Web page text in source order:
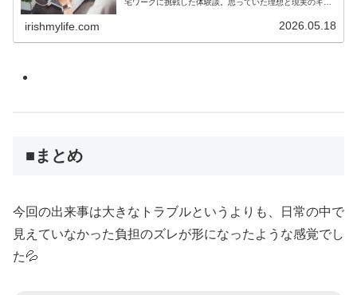
宅ワークに挑戦した体験談。思っていた理想と現実のギャ
irishmylife.com 2026.05.18
■まとめ
今回の出来事は大きなトラブルというよりも、日常の中で
見えていなかった負担のズレが形になったような感覚でし
た💦